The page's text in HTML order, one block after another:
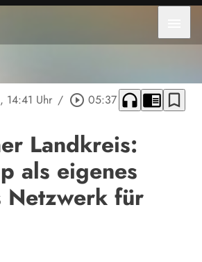
, 14:41 Uhr / play_circle_outline 05:37 headphones chrome_reader_mode bookmark_border
Landkreis:
als eigenes
Netzwerk für